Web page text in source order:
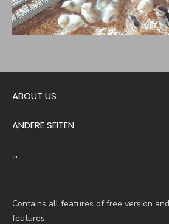
ABOUT US
ANDERE SEITEN
…
Contains all features of free version
features.